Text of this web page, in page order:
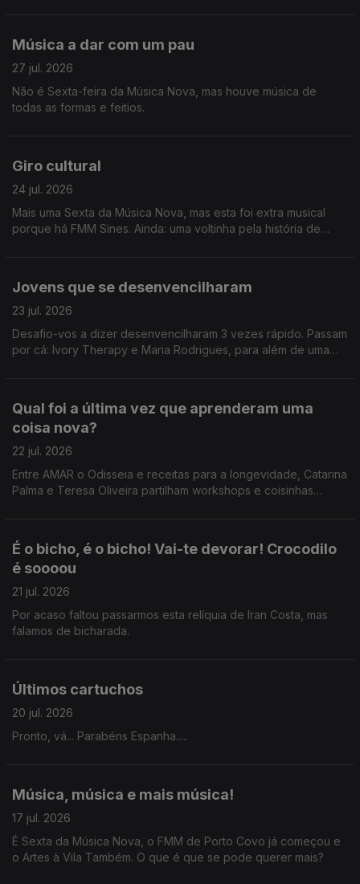
Música a dar com um pau
27 jul. 2026
Não é Sexta-feira da Música Nova, mas houve música de
todas as formas e feitios.
Giro cultural
24 jul. 2026
Mais uma Sexta da Música Nova, mas esta foi extra musical
porque há FMM Sines. Ainda: uma voltinha pela história de
Jovens que se desenvencilharam
23 jul. 2026
Desafio-vos a dizer desenvencilharam 3 vezes rápido. Passam
por cá: Ivory Therapy e Maria Rodrigues, para além de uma
Qual foi a última vez que aprenderam uma
coisa nova?
22 jul. 2026
Entre AMAR o Odisseia e receitas para a longevidade, Catarina
Palma e Teresa Oliveira partilham workshops e coisinhas
É o bicho, é o bicho! Vai-te devorar! Crocodilo
é soooou
21 jul. 2026
Por acaso faltou passarmos esta relíquia de Iran Costa, mas
falamos de bicharada.
Últimos cartuchos
20 jul. 2026
Pronto, vá... Parabéns Espanha.....
Música, música e mais música!
17 jul. 2026
É Sexta da Música Nova, o FMM de Porto Covo já começou e
o Artes à Vila Também. O que é que se pode querer mais?